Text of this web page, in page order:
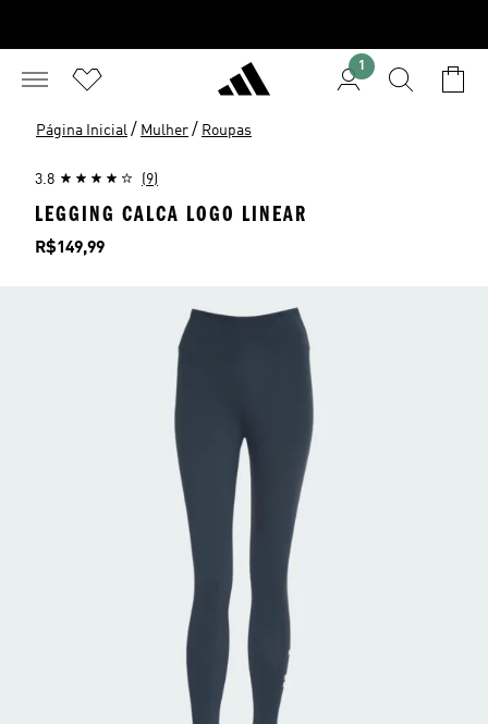
1
Página Inicial / Mulher / Roupas
3.8 (9)
LEGGING CALCA LOGO LINEAR
Preço
R$149,99